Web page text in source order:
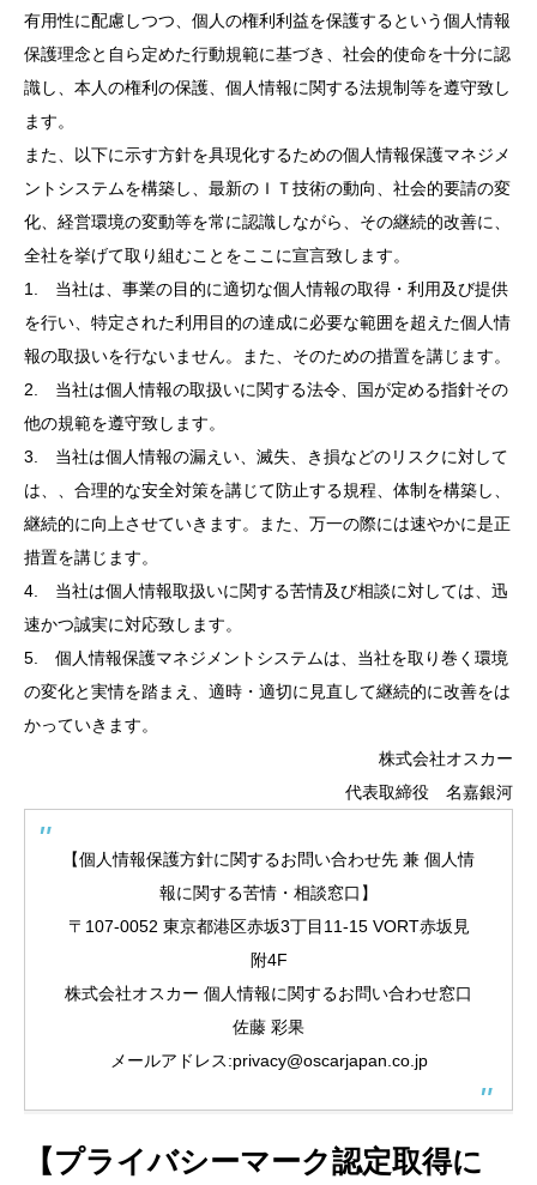
有用性に配慮しつつ、個人の権利利益を保護するという個人情報
保護理念と自ら定めた行動規範に基づき、社会的使命を十分に認
識し、本人の権利の保護、個人情報に関する法規制等を遵守致し
ます。
また、以下に示す方針を具現化するための個人情報保護マネジメ
ントシステムを構築し、最新のＩＴ技術の動向、社会的要請の変
化、経営環境の変動等を常に認識しながら、その継続的改善に、
全社を挙げて取り組むことをここに宣言致します。
1. 当社は、事業の目的に適切な個人情報の取得・利用及び提供
を行い、特定された利用目的の達成に必要な範囲を超えた個人情
報の取扱いを行ないません。また、そのための措置を講じます。
2. 当社は個人情報の取扱いに関する法令、国が定める指針その
他の規範を遵守致します。
3. 当社は個人情報の漏えい、滅失、き損などのリスクに対して
は、、合理的な安全対策を講じて防止する規程、体制を構築し、
継続的に向上させていきます。また、万一の際には速やかに是正
措置を講じます。
4. 当社は個人情報取扱いに関する苦情及び相談に対しては、迅
速かつ誠実に対応致します。
5. 個人情報保護マネジメントシステムは、当社を取り巻く環境
の変化と実情を踏まえ、適時・適切に見直して継続的に改善をは
かっていきます。
株式会社オスカー
代表取締役 名嘉銀河
【個人情報保護方針に関するお問い合わせ先 兼 個人情
報に関する苦情・相談窓口】
〒107-0052 東京都港区赤坂3丁目11-15 VORT赤坂見
附4F
株式会社オスカー 個人情報に関するお問い合わせ窓口
佐藤 彩果
メールアドレス:privacy@oscarjapan.co.jp
【プライバシーマーク認定取得に